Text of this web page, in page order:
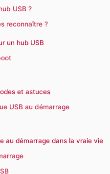
USB ?
reconnaître ?
un hub USB
et astuces
USB au démarrage
au démarrage dans la vraie vie